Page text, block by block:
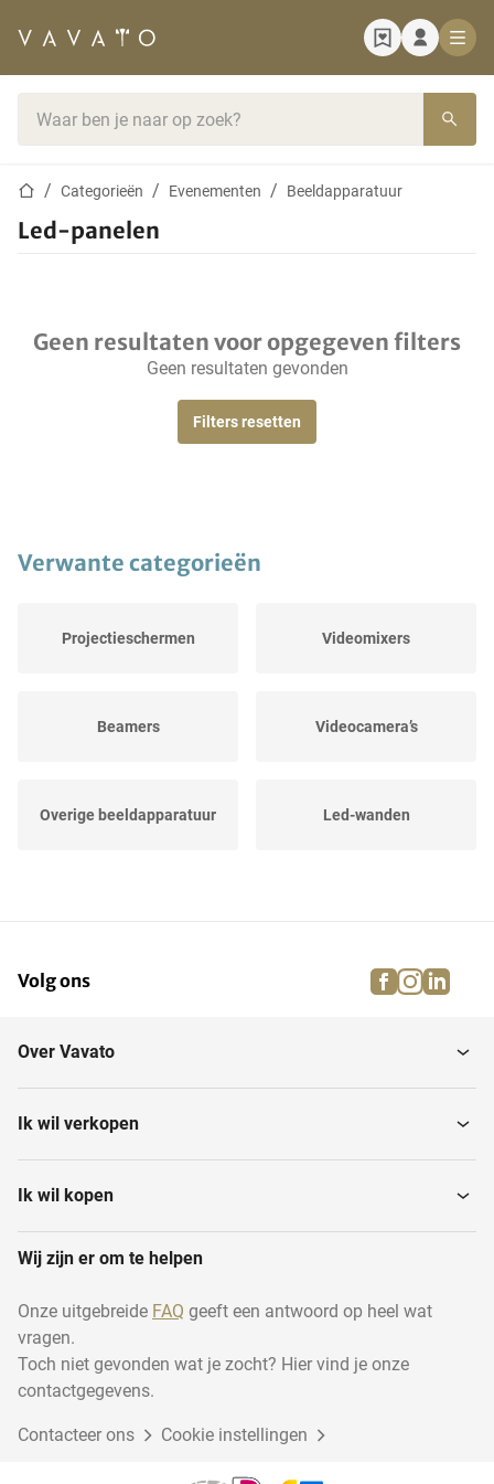
StartpaginaCategorieën Evenementen Beeldapparatuur
Led-panelen
Geen resultaten voor opgegeven filters
Geen resultaten gevonden
Filters resetten
Verwante categorieën
Projectieschermen Videomixers
Beamers Videocamera’s
Overige beeldapparatuur Led-wanden
Volg ons facebook
Over Vavato
Ik wil verkopen
Ik wil kopen
Wij zijn er om te helpen
Onze uitgebreide FAQ geeft een antwoord op heel wat
vragen.
Toch niet gevonden wat je zocht? Hier vind je onze
contactgegevens.
Contacteer ons Cookie instellingen